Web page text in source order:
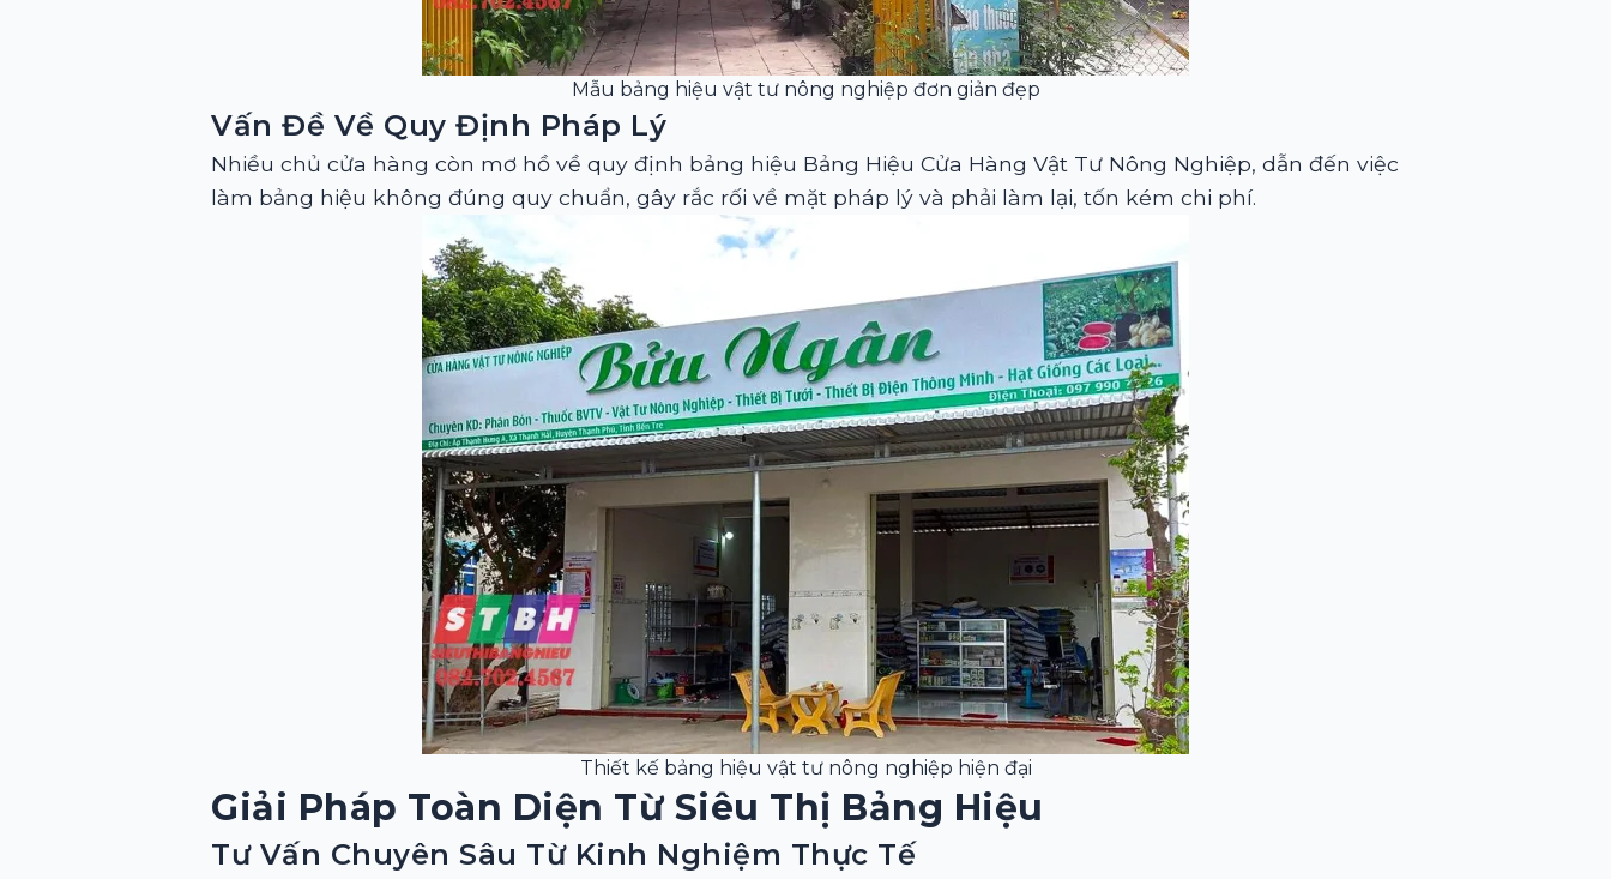
Mẫu bảng hiệu vật tư nông nghiệp đơn giản đẹp
Vấn Đề Về Quy Định Pháp Lý
Nhiều chủ cửa hàng còn mơ hồ về quy định bảng hiệu Bảng Hiệu Cửa Hàng Vật Tư Nông Nghiệp, dẫn đến việc
làm bảng hiệu không đúng quy chuẩn, gây rắc rối về mặt pháp lý và phải làm lại, tốn kém chi phí.
Thiết kế bảng hiệu vật tư nông nghiệp hiện đại
Giải Pháp Toàn Diện Từ Siêu Thị Bảng Hiệu
Tư Vấn Chuyên Sâu Từ Kinh Nghiệm Thực Tế